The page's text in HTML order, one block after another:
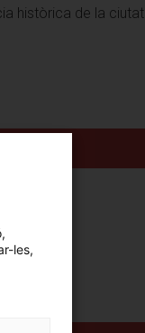
històrica de la ciutat.
les,